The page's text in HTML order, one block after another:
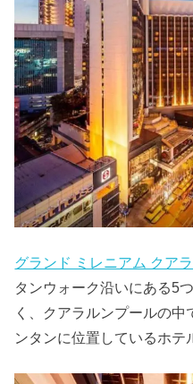
グランド ミレニアム クア
タンウォーク沿いにある5
く、クアラルンプールの
ンタンに位置しているホテ